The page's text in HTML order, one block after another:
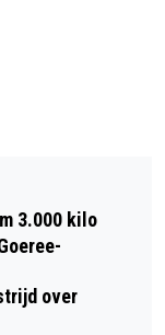
IN
3.000 kilo
over